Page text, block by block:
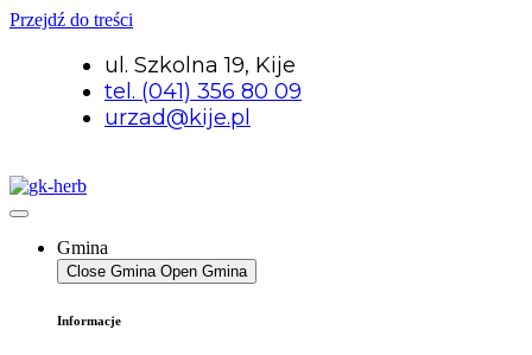
Przejdź do treści
ul. Szkolna 19, Kije
tel. (041) 356 80 09
urzad@kije.pl
Gmina
Close Gmina Open Gmina
Informacje